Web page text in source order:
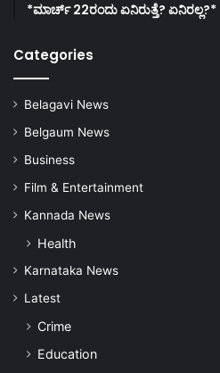
*ಮಾರ್ಚ್ 22ರಂದು ಏನಿರುತ್ತೆ? ಏನಿರಲ್ಲ?*
Categories
Belagavi News
Belgaum News
Business
Film & Entertainment
Kannada News
Health
Karnataka News
Latest
Crime
Education